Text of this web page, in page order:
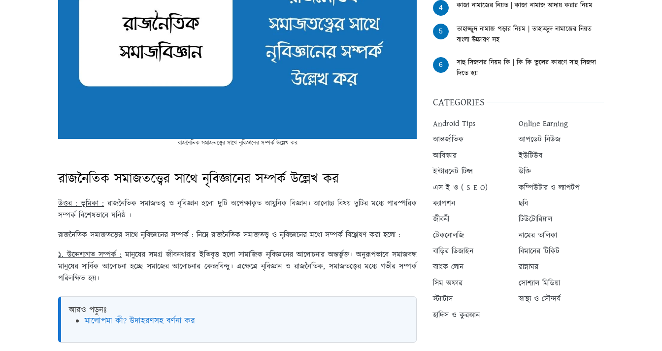
রাজনৈতিক সমাজতত্ত্বের সাথে নৃবিজ্ঞানের সম্পর্ক উল্লেখ কর
রাজনৈতিক সমাজতত্ত্বের সাথে নৃবিজ্ঞানের সম্পর্ক উল্লেখ কর
উত্তর : ভূমিকা :রাজনৈতিক সমাজতত্ত্ব ও নৃবিজ্ঞান হলো দুটি অপেক্ষাকৃত আধুনিক বিজ্ঞান। আলোচ্য বিষয় দুটির মধ্যে পারস্পরিক
সম্পর্ক বিশেষভাবে ঘনিষ্ঠ ।
রাজনৈতিক সমাজতত্ত্বের সাথে নৃবিজ্ঞানের সম্পর্ক : নিম্নে রাজনৈতিক সমাজতত্ত্ব ও নৃবিজ্ঞানের মধ্যে সম্পর্ক বিশ্লেষণ করা হলো :
১. উদ্দেশ্যগত সম্পর্ক :মানুষের সমগ্র জীবনধারার ইতিবৃত্ত হলো সামাজিক নৃবিজ্ঞানের আলোচনার অন্তর্ভুক্ত। অনুরূপভাবে সমাজবদ্ধ
মানুষের সার্বিক আলোচনা হচ্ছে সমাজের আলোচনার কেন্দ্রবিন্দু। এক্ষেত্রে নৃবিজ্ঞান ও রাজনৈতিক, সমাজতত্ত্বের মধ্যে গভীর সম্পর্ক
পরিলক্ষিত হয়।
আরও পড়ুনঃ
মালোপমা কী? উদাহরণসহ বর্ণনা কর
4 কাজা নামাজের নিয়ত | কাজা নামাজ আদায় করার নিয়ম
5
তাহাজ্জুদ নামাজ পড়ার নিয়ম | তাহাজ্জুদ নামাজের নিয়ত
বাংলা উচ্চারণ সহ
6
সাহু সিজদার নিয়ম কি | কি কি ভুলের কারণে সাহু সিজদা
দিতে হয়
CATEGORIES
Android Tips
Online Earning
আন্তর্জাতিক
আপডেট নিউজ
আবিস্কার
ইউটিউব
ইন্টারনেট টিপ্স
উক্তি
এস ই ও ( S E O)
কম্পিউটার ও ল্যাপটপ
ক্যাপশন
ছবি
জীবনী
টিউটোরিয়াল
টেকনোলজি
নামের তালিকা
বাড়ির ডিজাইন
বিমানের টিকিট
ব্যাংক লোন
রান্নাঘর
সিম অফার
সোশ্যাল মিডিয়া
স্ট্যাটাস
স্বাস্থ্য ও সৌন্দর্য
হাদিস ও কুরআন